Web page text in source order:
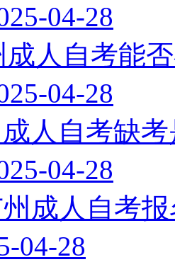
04-28
成人自考能
04-28
人自考缺
04-28
成人自考
04-28